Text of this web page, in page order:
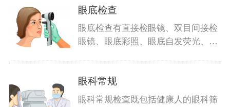
眼底检查
眼底检查有直接检眼镜、双目间接检
眼镜、眼底彩照、眼底自发荧光、眼
眼科常规
眼科常规检查既包括健康人的眼科筛